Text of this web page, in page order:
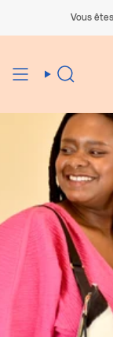
de
Vous
Recherche